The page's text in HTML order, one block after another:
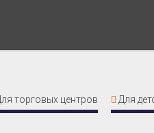
торговых центров Для